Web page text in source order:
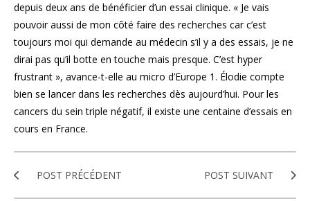
depuis deux ans de bénéficier d’un essai clinique. « Je vais
pouvoir aussi de mon côté faire des recherches car c’est
toujours moi qui demande au médecin s’il y a des essais, je ne
dirai pas qu’il botte en touche mais presque. C’est hyper
frustrant », avance-t-elle au micro d’Europe 1. Élodie compte
bien se lancer dans les recherches dès aujourd’hui. Pour les
cancers du sein triple négatif, il existe une centaine d’essais en
cours en France.
POST PRÉCÉDENT POST SUIVANT